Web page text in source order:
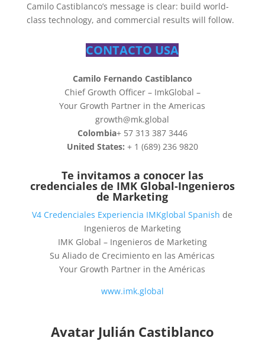
Camilo Castiblanco’s message is clear: build world-
class technology, and commercial results will follow.
CONTACTO USA
Camilo Fernando Castiblanco
Chief Growth Officer – ImkGlobal –
Your Growth Partner in the Americas
growth@mk.global
Colombia+ 57 313 387 3446
United States: + 1 (689) 236 9820
Te invitamos a conocer las
credenciales de IMK Global-Ingenieros
de Marketing
V4 Credenciales Experiencia IMKglobal Spanish de
Ingenieros de Marketing
IMK Global – Ingenieros de Marketing
Su Aliado de Crecimiento en las Américas
Your Growth Partner in the Américas
www.imk.global
Avatar Julián Castiblanco